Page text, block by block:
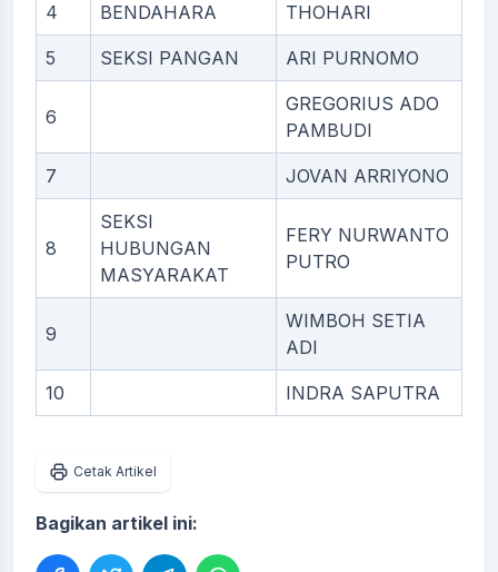
4 BENDAHARA THOHARI
5 SEKSI PANGAN ARI PURNOMO
6
GREGORIUS ADO
PAMBUDI
7 JOVAN ARRIYONO
8
SEKSI
HUBUNGAN
MASYARAKAT
FERY NURWANTO
PUTRO
9
WIMBOH SETIA
ADI
10 INDRA SAPUTRA
Cetak Artikel
Bagikan artikel ini: